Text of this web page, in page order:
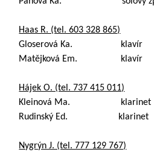
Haas R. (tel. 603 328 865)
Gloserová Ka. klavír
Matějková Em. klavír
Hájek O. (tel. 737 415 011)
Kleinová Ma. klarinet
Rudinský Ed. klarinet
Nygrýn J. (tel. 777 129 767)